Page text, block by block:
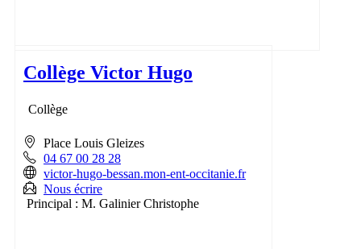
Collège Victor Hugo
Collège
Place Louis Gleizes
04 67 00 28 28
victor-hugo-bessan.mon-ent-occitanie.fr
Nous écrire
Principal : M. Galinier Christophe